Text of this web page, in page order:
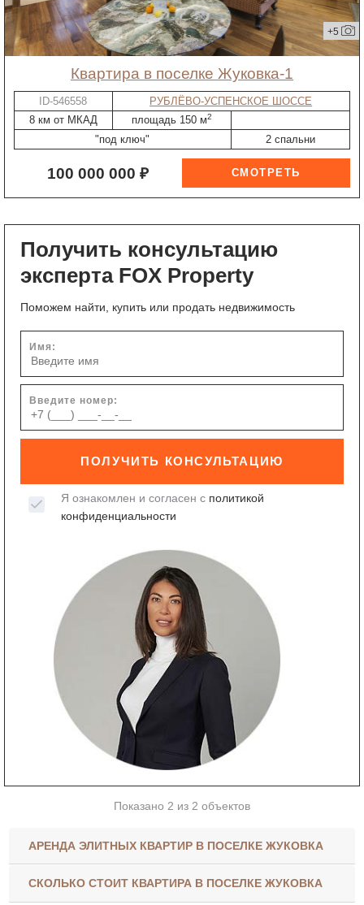
+5
квартира в поселке Жуковка-1
ID-546558
РУБЛЁВО-УСПЕНСКОЕ ШОССЕ
8 км от МКАД
площадь 150 м2
"под ключ" 2 спальни
100 000 000 ₽
Получить консультацию
эксперта FOX Property
Поможем найти, купить или продать недвижимость
Имя:
Введите номер:
ПОЛУЧИТЬ КОНСУЛЬТАЦИЮ
Я ознакомлен и согласен с политикой
конфиденциальности
Показано 2 из 2 объектов
АРЕНДА ЭЛИТНЫХ КВАРТИР В ПОСЕЛКЕ ЖУКОВКА
СКОЛЬКО СТОИТ КВАРТИРА В ПОСЕЛКЕ ЖУКОВКА